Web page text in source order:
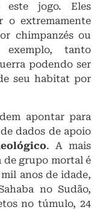
este jogo. Eles
o extremamente
chimpanzés ou
tanto
podendo ser
seu habitat por
apontar para
dados de apoio
. A mais
de grupo mortal é
anos de idade,
no Sudão,
no túmulo, 24